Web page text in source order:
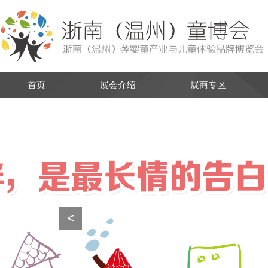
首页 展会介绍 展商专区
<